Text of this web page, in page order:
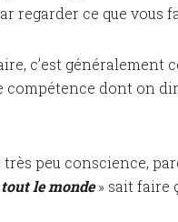
regarder ce que vous
c’est généralement
dont on
peu conscience,
tout le monde» sait faire